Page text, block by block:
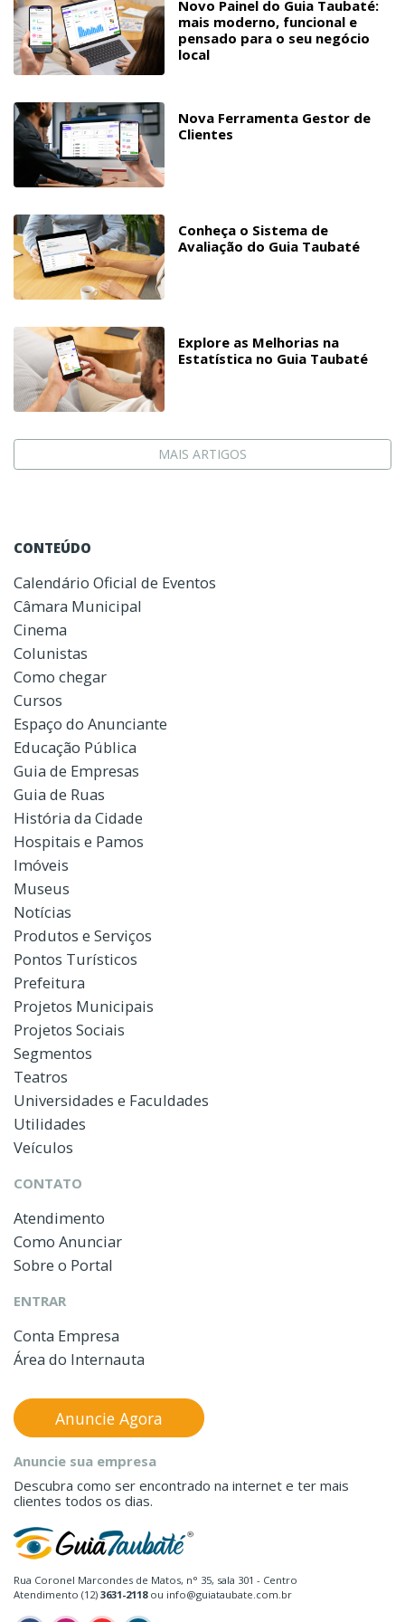
Novo Painel do Guia Taubaté:
mais moderno, funcional e
pensado para o seu negócio
local
Nova Ferramenta Gestor de
Clientes
Conheça o Sistema de
Avaliação do Guia Taubaté
Explore as Melhorias na
Estatística no Guia Taubaté
MAIS ARTIGOS
CONTEÚDO
Calendário Oficial de Eventos
Câmara Municipal
Cinema
Colunistas
Como chegar
Cursos
Espaço do Anunciante
Educação Pública
Guia de Empresas
Guia de Ruas
História da Cidade
Hospitais e Pamos
Imóveis
Museus
Notícias
Produtos e Serviços
Pontos Turísticos
Prefeitura
Projetos Municipais
Projetos Sociais
Segmentos
Teatros
Universidades e Faculdades
Utilidades
Veículos
CONTATO
Atendimento
Como Anunciar
Sobre o Portal
ENTRAR
Conta Empresa
Área do Internauta
Rua Coronel Marcondes de Matos, n° 35, sala 301 - Centro
Atendimento (12) 3631-2118ou info@guiataubate.com.br
Anuncie sua empresa
Descubra como ser encontrado na internet e ter mais
clientes todos os dias.
Anuncie Agora